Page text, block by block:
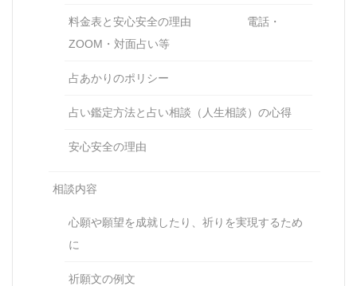
料金表と安心安全の理由 電話・
ZOOM・対面占い等
占あかりのポリシー
占い鑑定方法と占い相談（人生相談）の心得
安心安全の理由
相談内容
心願や願望を成就したり、祈りを実現するため
に
祈願文の例文